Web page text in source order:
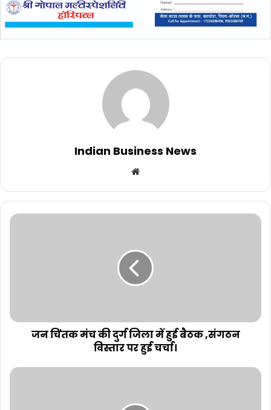
Indian Business News
Website
जन चिंतक मंच की दुर्ग जिला में हुई बैठक ,संगठन
विस्तार पर हुई चर्चा।